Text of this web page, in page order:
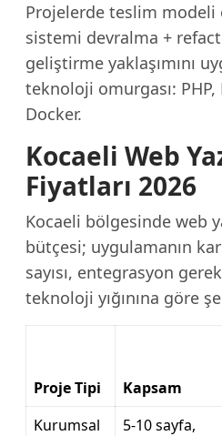
Projelerde teslim modeli
sistemi devralma +
geliştirme yaklaşımını
teknoloji omurgası: PHP,
Docker.
Kocaeli Web
Fiyatları 2026
Kocaeli bölgesinde web
bütçesi; uygulamanın
sayısı, entegrasyon
teknoloji yığınına göre
Proje Tipi Kapsam
Kurumsal
5-10 sayfa,